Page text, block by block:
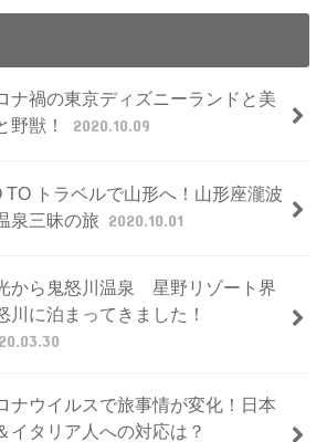
ナ禍の東京ディズニーランドと美
野獣！
2020.10.09
TO トラベルで山形へ！山形座瀧波
泉三昧の旅 2020.10.01
から鬼怒川温泉 星野リゾート界
川に泊まってきました！
ナウイルスで旅事情が変化！日本
イタリア人への対応は？